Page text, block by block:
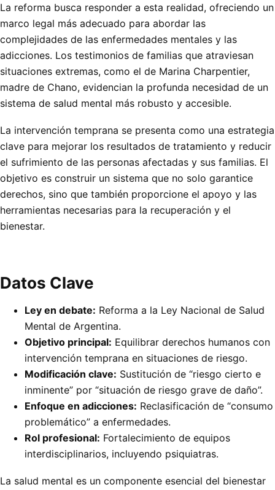
La reforma busca responder a esta realidad, ofreciendo un
marco legal más adecuado para abordar las
complejidades de las enfermedades mentales y las
adicciones. Los testimonios de familias que atraviesan
situaciones extremas, como el de Marina Charpentier,
madre de Chano, evidencian la profunda necesidad de un
sistema de salud mental más robusto y accesible.
La intervención temprana se presenta como una estrategia
clave para mejorar los resultados de tratamiento y reducir
el sufrimiento de las personas afectadas y sus familias. El
objetivo es construir un sistema que no solo garantice
derechos, sino que también proporcione el apoyo y las
herramientas necesarias para la recuperación y el
bienestar.
Datos Clave
Ley en debate: Reforma a la Ley Nacional de Salud
Mental de Argentina.
Objetivo principal: Equilibrar derechos humanos con
intervención temprana en situaciones de riesgo.
Modificación clave: Sustitución de “riesgo cierto e
inminente” por “situación de riesgo grave de daño”.
Enfoque en adicciones: Reclasificación de “consumo
problemático” a enfermedades.
Rol profesional: Fortalecimiento de equipos
interdisciplinarios, incluyendo psiquiatras.
La salud mental es un componente esencial del bienestar